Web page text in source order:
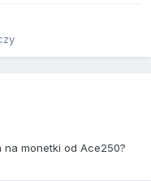
na monetki od Ace250?